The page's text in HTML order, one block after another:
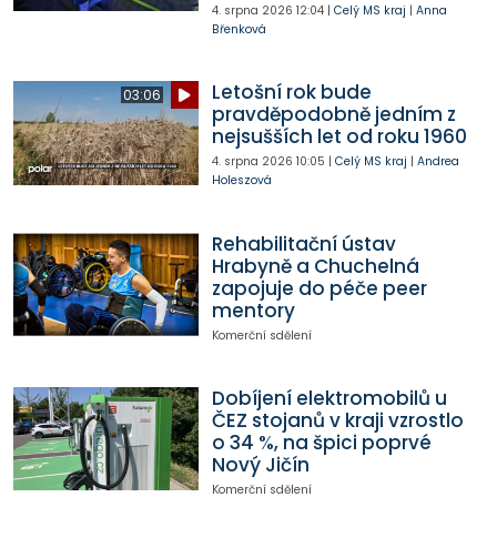
4. srpna 2026 12:04| Celý MS kraj | Anna
Břenková
03:06
Letošní rok bude
pravděpodobně jedním z
nejsušších let od roku 1960
4. srpna 2026 10:05 | Celý MS kraj | Andrea
Holeszová
Rehabilitační ústav
Hrabyně a Chuchelná
zapojuje do péče peer
mentory
Komerční sdělení
Dobíjení elektromobilů u
ČEZ stojanů v kraji vzrostlo
o 34 %, na špici poprvé
Nový Jičín
Komerční sdělení